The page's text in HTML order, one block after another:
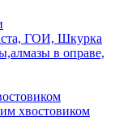
ГОИ, Шкурка
в оправе,
хвостовиком